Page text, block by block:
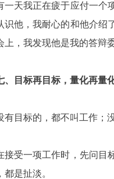
我正在疲于应付一个项
识他，我耐心的和他介绍
上，我发现他是我的答
标再目标，量化再量化
标的，都不叫工作；没
一项工作时，先问目标
都是扯淡。